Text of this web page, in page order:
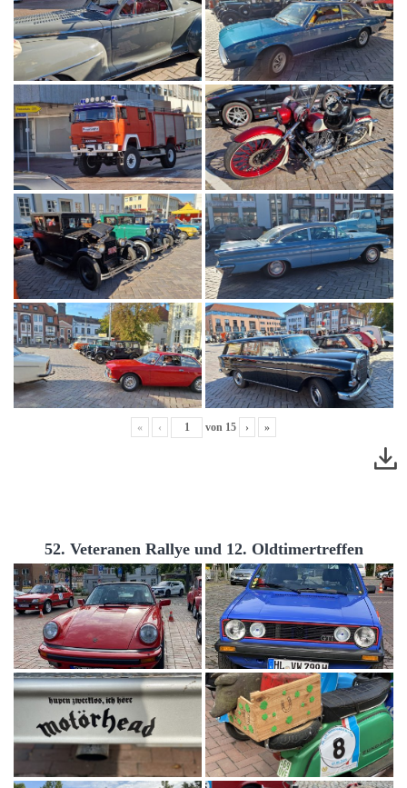
« ‹ von 15 › »
52. Veteranen Rallye und 12. Oldtimertreffen